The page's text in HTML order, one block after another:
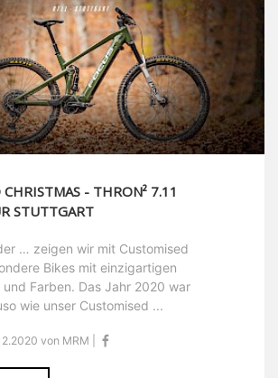
- THRON² 7.11
STUTTGART
… zeigen wir mit Customised
Bikes mit einzigartigen
Farben. Das Jahr 2020 war
wie unser Customised ...
von MRM |